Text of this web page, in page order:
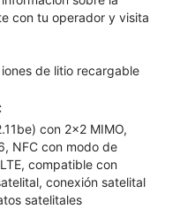
con tu operador y visita
de litio recargable
con 2x2 MIMO,
NFC con modo de
compatible con
conexión satelital
satelitales